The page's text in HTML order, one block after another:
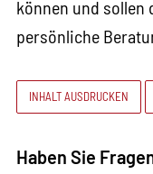
können und sollen
persönliche
INHALT AUSDRUCKEN
Haben Sie